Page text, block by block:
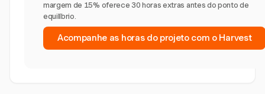
margem de 15% oferece 30 horas extras antes do ponto de
equilíbrio.
Acompanhe as horas do projeto com o Harvest